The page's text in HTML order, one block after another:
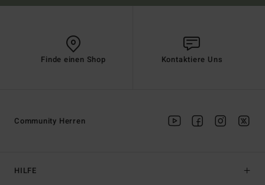
Finde einen Shop Kontaktiere Uns
HILFE
Community Herren